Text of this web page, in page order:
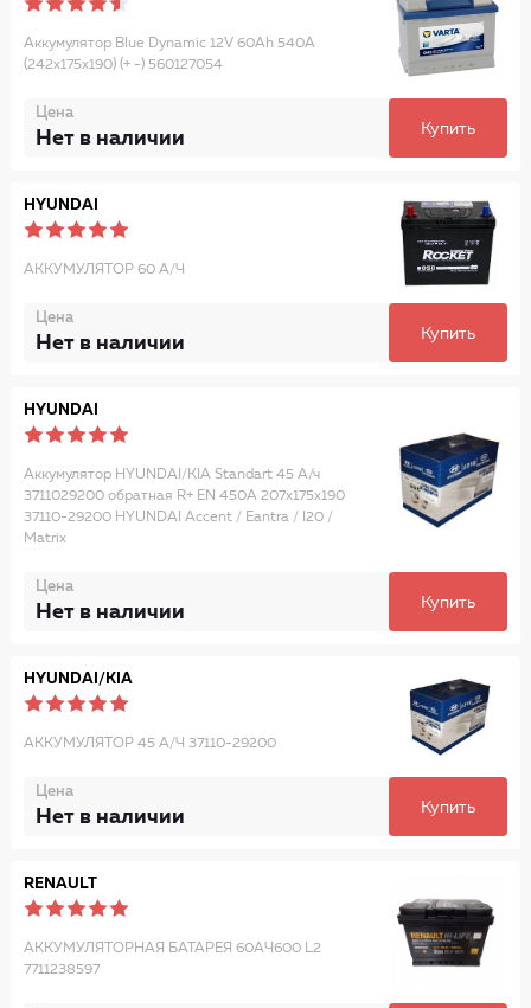
Аккумулятор Blue Dynamic 12V 60Ah 540А
(242x175x190) (+ -) 560127054
Цена
Нет в наличии Купить
HYUNDAI
АККУМУЛЯТОР 60 А/Ч
Цена
Нет в наличии Купить
HYUNDAI
Аккумулятор HYUNDAI/KIA Standart 45 А/ч
3711029200 обратная R+ EN 450A 207x175x190
37110-29200 HYUNDAI Accent / Eantra / I20 /
Matrix
Цена
Нет в наличии Купить
HYUNDAI/KIA
АККУМУЛЯТОР 45 А/Ч 37110-29200
Цена
Нет в наличии Купить
RENAULT
АККУМУЛЯТОРНАЯ БАТАРЕЯ 60AЧ600 L2
7711238597